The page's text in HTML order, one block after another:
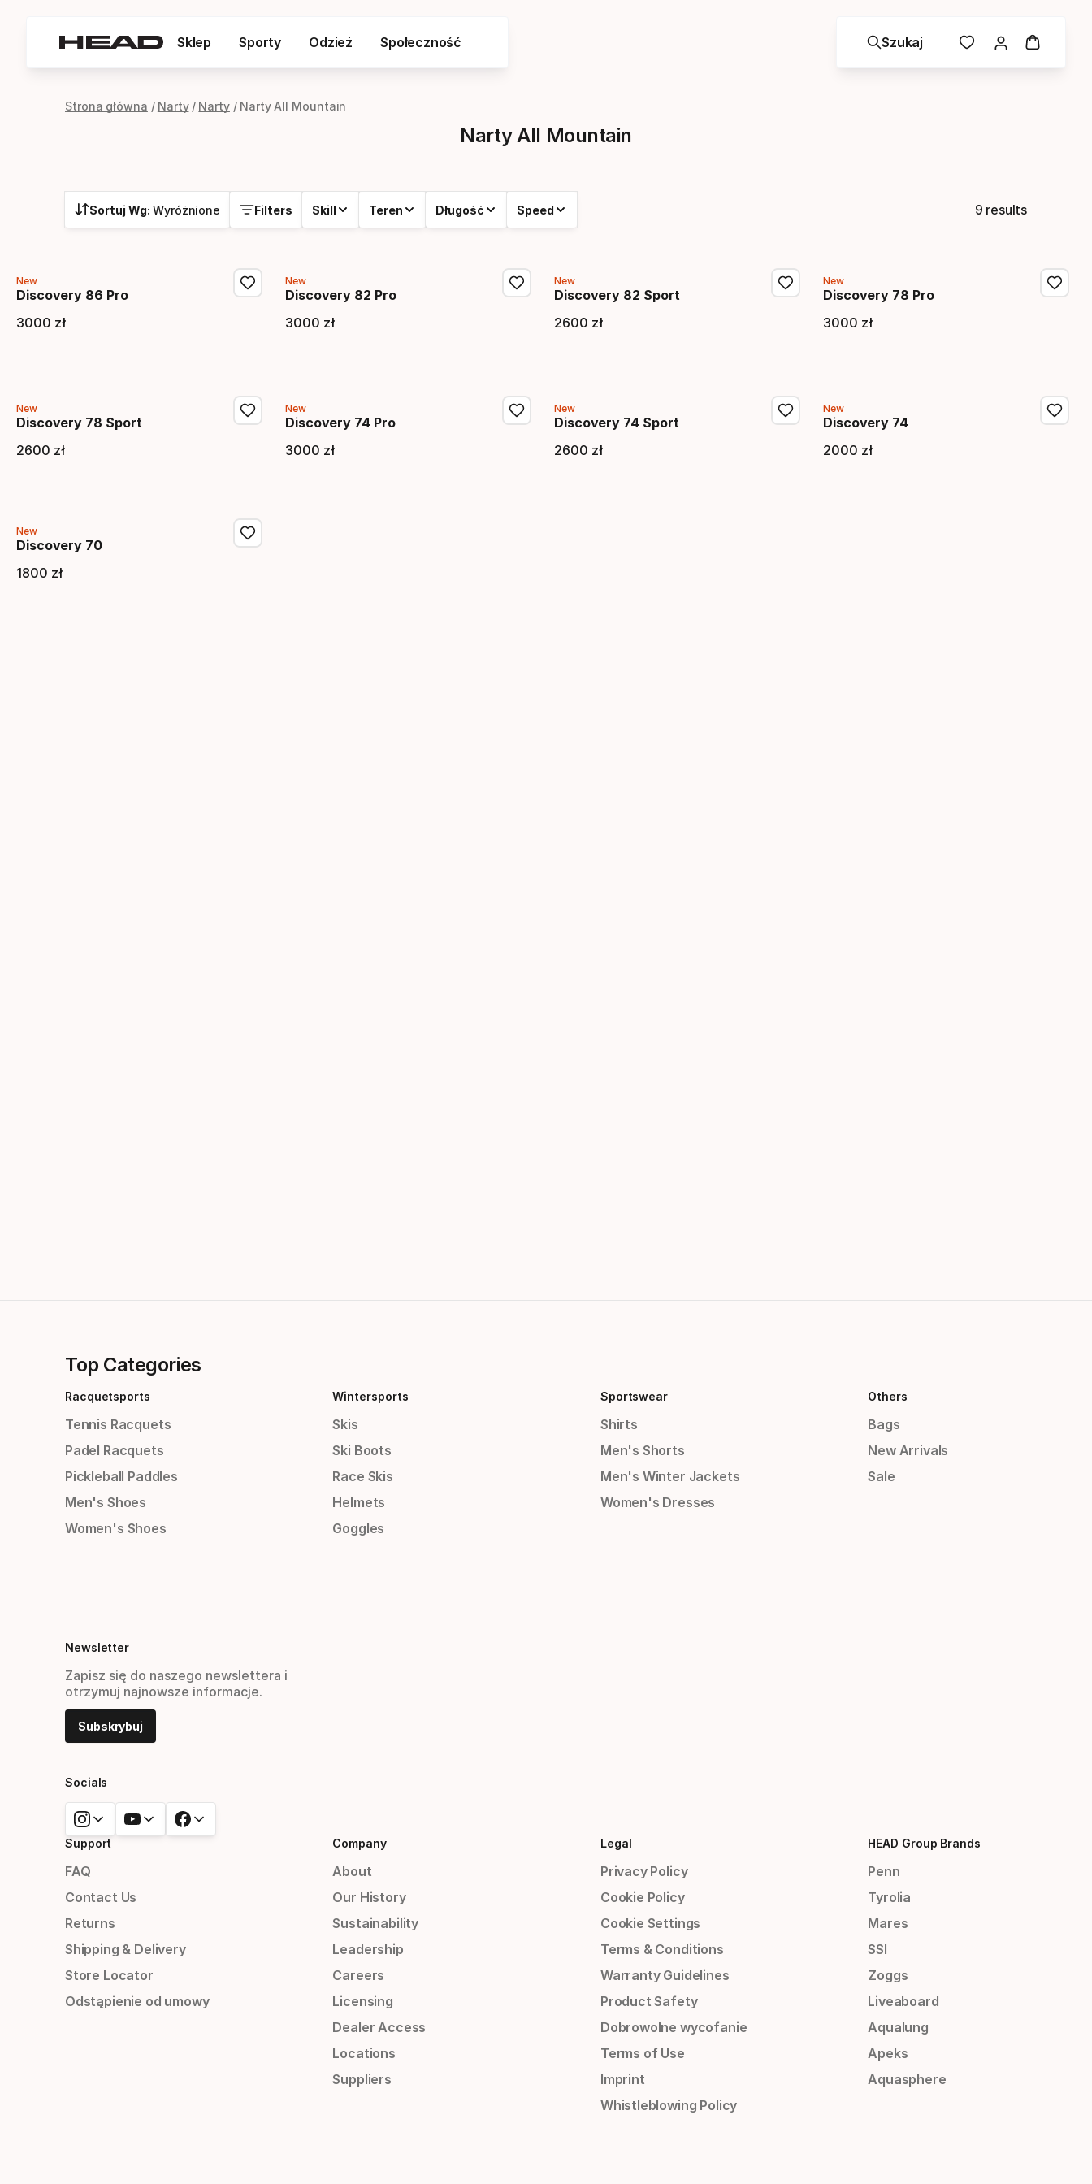
Sklep Sporty Odzież Społeczność Szukaj
Strona główna Narty Narty Narty All Mountain
Narty All Mountain
Sortuj Wg: Wyróżnione Filters Skill Teren Długość Speed 9 results
New
Discovery 86 Pro
3000 zł
New
Discovery 82 Pro
3000 zł
New
Discovery 82 Sport
2600 zł
New
Discovery 78 Pro
3000 zł
New
Discovery 78 Sport
2600 zł
New
Discovery 74 Pro
3000 zł
New
Discovery 74 Sport
2600 zł
New
Discovery 74
2000 zł
New
Discovery 70
1800 zł
Top Categories
Racquetsports
Tennis Racquets
Padel Racquets
Pickleball Paddles
Men's Shoes
Women's Shoes
Wintersports
Skis
Ski Boots
Race Skis
Helmets
Goggles
Sportswear
Shirts
Men's Shorts
Men's Winter Jackets
Women's Dresses
Others
Bags
New Arrivals
Sale
Newsletter
Zapisz się do naszego newslettera i
otrzymuj najnowsze informacje.
Subskrybuj
Socials
Support
FAQ
Contact Us
Returns
Shipping & Delivery
Store Locator
Odstąpienie od umowy
Company
About
Our History
Sustainability
Leadership
Careers
Licensing
Dealer Access
Locations
Suppliers
Legal
Privacy Policy
Cookie Policy
Cookie Settings
Terms & Conditions
Warranty Guidelines
Product Safety
Dobrowolne wycofanie
Terms of Use
Imprint
Whistleblowing Policy
HEAD Group Brands
Penn
Tyrolia
Mares
SSI
Zoggs
Liveaboard
Aqualung
Apeks
Aquasphere